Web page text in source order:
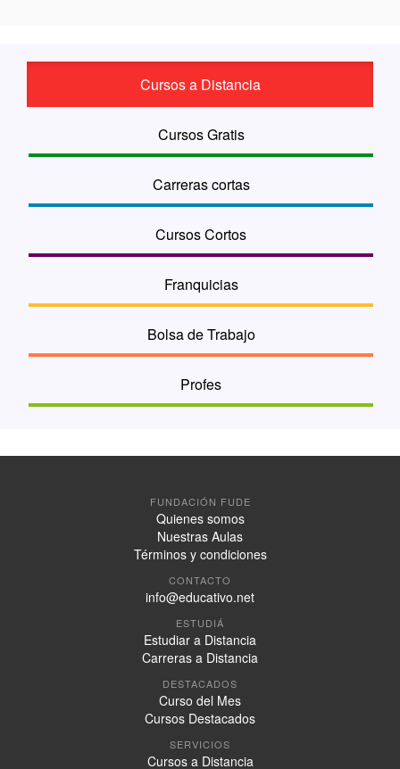
Cursos a Distancia
Cursos Gratis
Carreras cortas
Cursos Cortos
Franquicias
Bolsa de Trabajo
Profes
FUNDACIÓN FUDE
Quienes somos
Nuestras Aulas
Términos y condiciones
CONTACTO
info@educativo.net
ESTUDIÁ
Estudiar a Distancia
Carreras a Distancia
DESTACADOS
Curso del Mes
Cursos Destacados
SERVICIOS
Cursos a Distancia